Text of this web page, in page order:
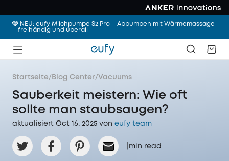
🩷 NEU: eufy Milchpumpe S2 Pro – Abpumpen mit Wärmemassage
– freihändig und überall
Startseite/ Blog Center/Vacuums
Sauberkeit meistern: Wie oft
sollte man staubsaugen?
aktualisiert Oct 16, 2025 von eufy team
min read